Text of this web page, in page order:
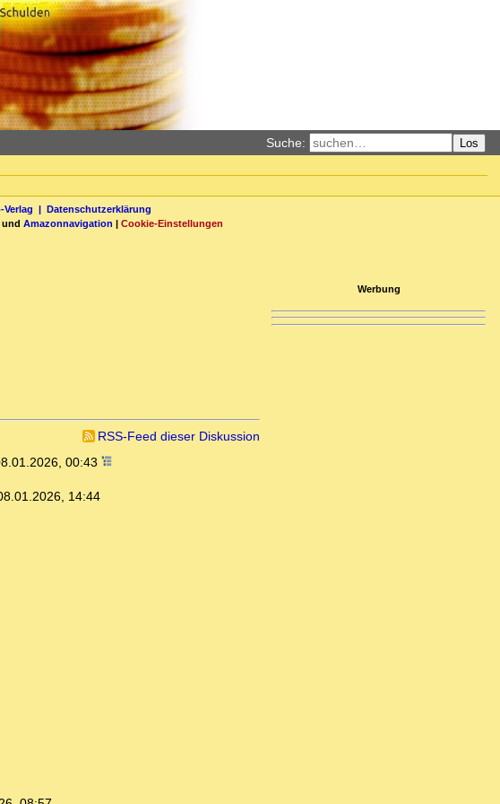
Suche: Los
Verlag | Datenschutzerklärung
und Amazonnavigation | Cookie-Einstellungen
RSS-Feed dieser Diskussion
00:43
14:44
Werbung